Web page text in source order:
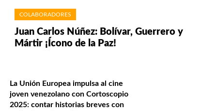
COLABORADORES
Juan Carlos Núñez: Bolívar, Guerrero y
Mártir ¡Ícono de la Paz!
La Unión Europea impulsa al cine
joven venezolano con Cortoscopio
2025: contar historias breves con